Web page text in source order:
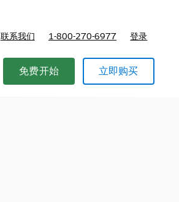
联系我们 1-800-270-6977 登录
免费开始 立即购买